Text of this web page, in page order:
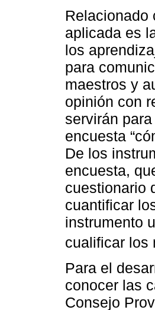
Relacionado
aplicada es
los
para
maestros y
opinión con
servirán
encuesta
De los
encuesta,
cuestionario
cuantificar
instrumento
cualificar los
Para el
conocer las
Consejo